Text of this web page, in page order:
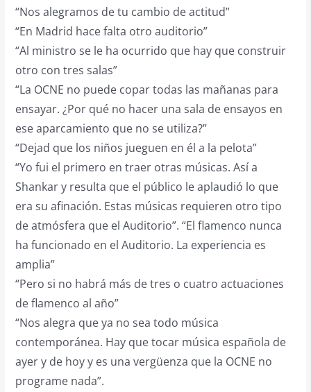
“Nos alegramos de tu cambio de actitud”
“En Madrid hace falta otro auditorio”
“Al ministro se le ha ocurrido que hay que construir
otro con tres salas”
“La OCNE no puede copar todas las mañanas para
ensayar. ¿Por qué no hacer una sala de ensayos en
ese aparcamiento que no se utiliza?”
“Dejad que los niños jueguen en él a la pelota”
“Yo fui el primero en traer otras músicas. Así a
Shankar y resulta que el público le aplaudió lo que
era su afinación. Estas músicas requieren otro tipo
de atmósfera que el Auditorio”. “El flamenco nunca
ha funcionado en el Auditorio. La experiencia es
amplia”
“Pero si no habrá más de tres o cuatro actuaciones
de flamenco al año”
“Nos alegra que ya no sea todo música
contemporánea. Hay que tocar música española de
ayer y de hoy y es una vergüenza que la OCNE no
programe nada”.